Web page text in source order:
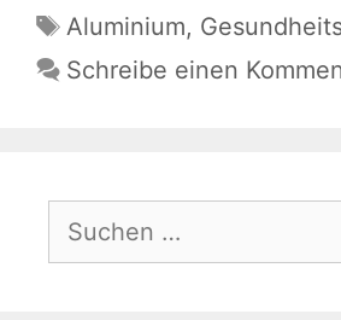
Schlagwörter
Aluminium,
Schreibe einen
nach: